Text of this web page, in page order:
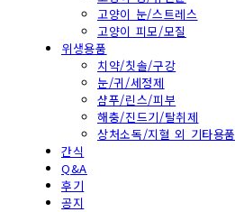
고양이 눈/스트레스
고양이 피모/모질
위생용품
치약/칫솔/구강
눈/귀/세정제
샴푸/린스/피부
해충/진드기/탈취제
상처소독/지혈 외 기타용품
간식
Q&A
후기
공지